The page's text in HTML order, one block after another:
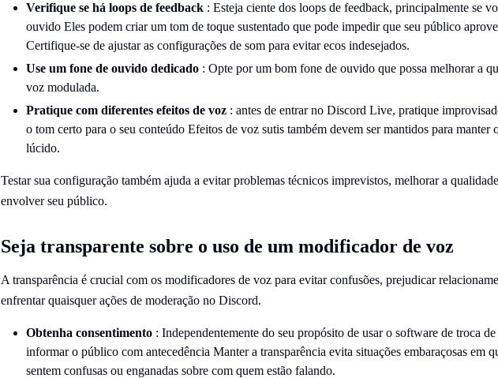
Verifique se há loops de feedback : Esteja ciente dos loops de feedback, principalmente se
ouvido Eles podem criar um tom de toque sustentado que pode impedir que seu público
Certifique-se de ajustar as configurações de som para evitar ecos indesejados.
Use um fone de ouvido dedicado : Opte por um bom fone de ouvido que possa melhorar a
voz modulada.
Pratique com diferentes efeitos de voz : antes de entrar no Discord Live, pratique
o tom certo para o seu conteúdo Efeitos de voz sutis também devem ser mantidos para manter
lúcido.
Testar sua configuração também ajuda a evitar problemas técnicos imprevistos, melhorar a
envolver seu público.
Seja transparente sobre o uso de um modificador de voz
A transparência é crucial com os modificadores de voz para evitar confusões, prejudicar
enfrentar quaisquer ações de moderação no Discord.
Obtenha consentimento : Independentemente do seu propósito de usar o software de troca
informar o público com antecedência Manter a transparência evita situações embaraçosas em
sentem confusas ou enganadas sobre com quem estão falando.